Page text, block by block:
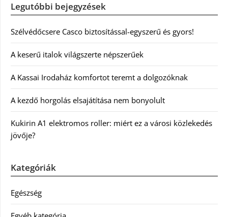
Legutóbbi bejegyzések
Szélvédőcsere Casco biztosítással-egyszerű és gyors!
A keserű italok világszerte népszerűek
A Kassai Irodaház komfortot teremt a dolgozóknak
A kezdő horgolás elsajátítása nem bonyolult
Kukirin A1 elektromos roller: miért ez a városi közlekedés
jövője?
Kategóriák
Egészség